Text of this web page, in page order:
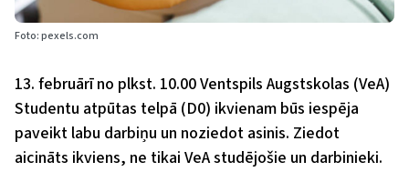
Foto: pexels.com
13. februārī no plkst. 10.00 Ventspils Augstskolas (VeA)
Studentu atpūtas telpā (D0) ikvienam būs iespēja
paveikt labu darbiņu un noziedot asinis. Ziedot
aicināts ikviens, ne tikai VeA studējošie un darbinieki.